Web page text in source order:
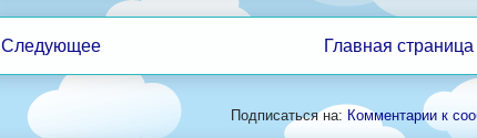
Следующее Главная страница
Подписаться на: Комментарии к